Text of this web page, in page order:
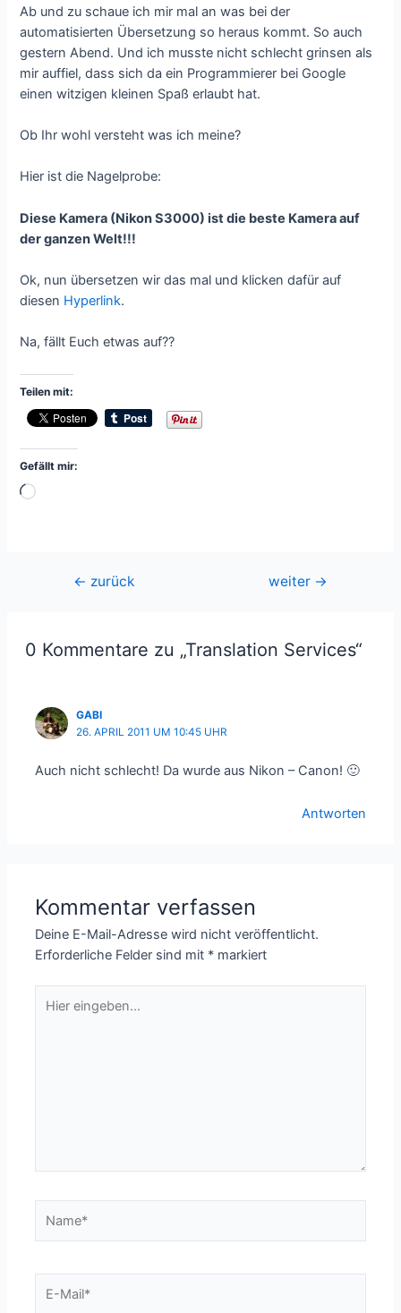
Ab und zu schaue ich mir mal an was bei der
automatisierten Übersetzung so heraus kommt. So auch
gestern Abend. Und ich musste nicht schlecht grinsen als
mir auffiel, dass sich da ein Programmierer bei Google
einen witzigen kleinen Spaß erlaubt hat.
Ob Ihr wohl versteht was ich meine?
Hier ist die Nagelprobe:
Diese Kamera (Nikon S3000) ist die beste Kamera auf
der ganzen Welt!!!
Ok, nun übersetzen wir das mal und klicken dafür auf
diesen Hyperlink.
Na, fällt Euch etwas auf??
Teilen mit:
Gefällt mir:
Wird
Beitragsnavigation
← zurück weiter →
0 Kommentare zu „Translation Services“
GABI
26. APRIL 2011 UM 10:45 UHR
Auch nicht schlecht! Da wurde aus Nikon – Canon! 🙂
Antworten
Kommentar verfassen
Deine E-Mail-Adresse wird nicht veröffentlicht.
Erforderliche Felder sind mit * markiert
eingeben…
Mail*